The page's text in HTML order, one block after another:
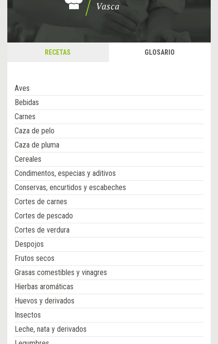
RECETAS GLOSARIO
Aves
Bebidas
Carnes
Caza de pelo
Caza de pluma
Cereales
Condimentos, especias y aditivos
Conservas, encurtidos y escabeches
Cortes de carnes
Cortes de pescado
Cortes de verdura
Despojos
Frutos secos
Grasas comestibles y vinagres
Hierbas aromáticas
Huevos y derivados
Insectos
Leche, nata y derivados